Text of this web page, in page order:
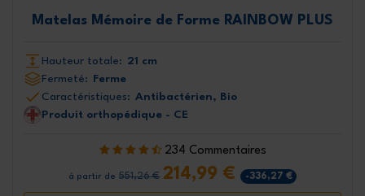
Matelas Mémoire de Forme RAINBOW PLUS
Hauteur totale: 21 cm
Fermeté:
Ferme
Caractéristiques: Antibactérien, Bio
Produit orthopédique - CE
234 Commentaires
à partir de 551,26 € 214,99 € -336,27 €